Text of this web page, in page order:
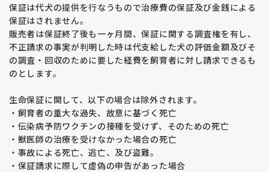
保証は代犬の提供を行なうもので治療費の保証及び金銭による
保証はされません。
販売者は保証終了後も一ヶ月間、保証に関する調査権を有し、
不正請求の事実が判明した時は代支給した犬の評価金額及びそ
の調査・回収のために要した経費を飼育者に対し請求できるも
のとします。
生命保証に関して、以下の場合は除外されます。
・飼育者の重大な過失、故意に基づく死亡
・伝染病予防ワクチンの接種を受けず、そのための死亡
・獣医師の治療を受けなかった場合の死亡
・事故による死亡、逃亡、及び盗難。
・保証請求に際して虚偽の申告があった場合